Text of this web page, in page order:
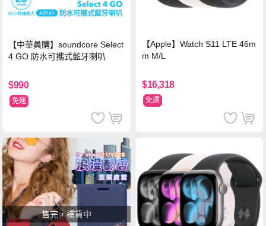
【中華員購】soundcore Select
4 GO 防水可攜式藍牙喇叭
$990
免運
【Apple】Watch S11 LTE 46m
m M/L
$16,318
免運
售完，補貨中